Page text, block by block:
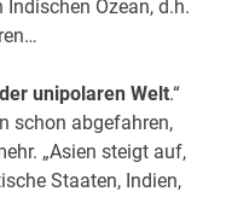
Ozean, d.h.
unipolaren Welt.“
schon abgefahren,
„Asien steigt auf,
Staaten, Indien,